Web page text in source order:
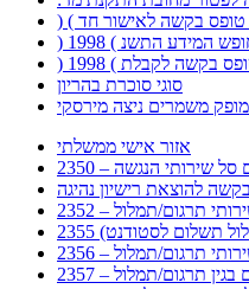
סוגי סוכרת בהריון
משמרים ניצה מירסקי
אזור אישי ממשלתי
סל שירותי הנגשה
שירותי תרגום/תמלול
תשלום לסטודנט)
שירותי תרגום/תמלול
בגין תרגום/תמלול